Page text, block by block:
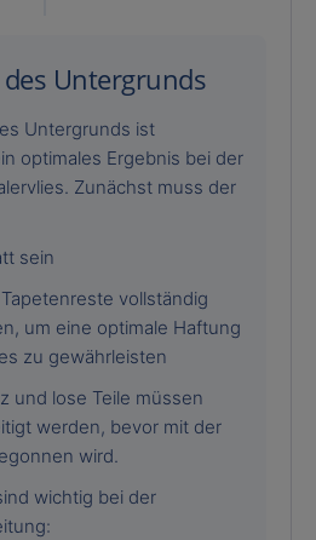
Untergrunds
Untergrunds ist
optimales Ergebnis bei der
Zunächst muss der
sein
vollständig
um eine optimale Haftung
zu gewährleisten
und lose Teile müssen
werden, bevor mit der
wird.
wichtig bei der